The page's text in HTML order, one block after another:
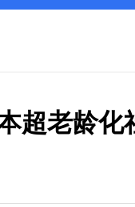
超老龄化